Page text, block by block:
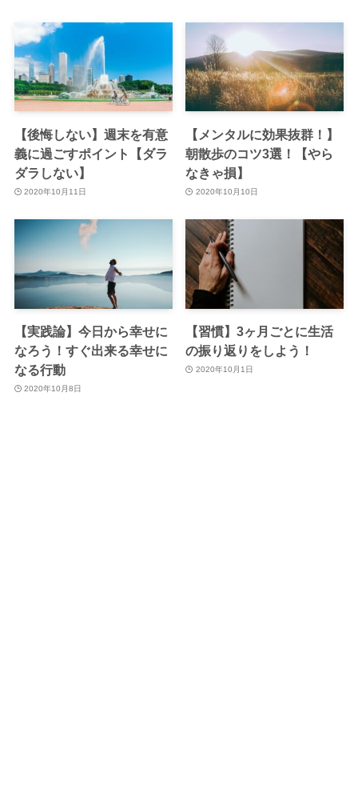
【後悔しない】週末を有意
義に過ごすポイント【ダラ
ダラしない】
2020年10月11日
【メンタルに効果抜群！】
朝散歩のコツ3選！【やら
なきゃ損】
2020年10月10日
【実践論】今日から幸せに
なろう！すぐ出来る幸せに
なる行動
2020年10月8日
【習慣】3ヶ月ごとに生活
の振り返りをしよう！
2020年10月1日